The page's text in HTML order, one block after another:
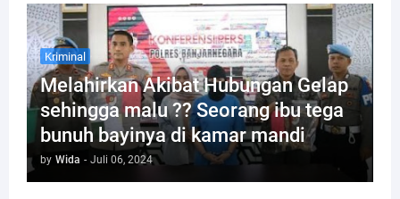
Kriminal
Melahirkan Akibat Hubungan Gelap
sehingga malu ?? Seorang ibu tega
bunuh bayinya di kamar mandi
by Wida - Juli 06, 2024